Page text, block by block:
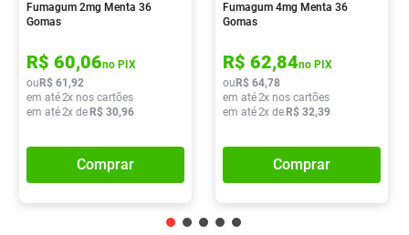
Fumagum 2mg Menta 36
Gomas
R$ 60,06no PIX
ou R$ 61 ,92
em até2x nos cartões
em até2x de R$ 30,96
Comprar
Fumagum 4mg Menta 36
Gomas
R$ 62,84no PIX
ou R$ 64,78
em até2x nos cartões
em até2x de R$ 32,39
Comprar